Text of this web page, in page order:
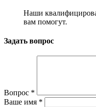
Наши
вам помогут.
Задать вопрос
Вопрос *
Ваше имя *